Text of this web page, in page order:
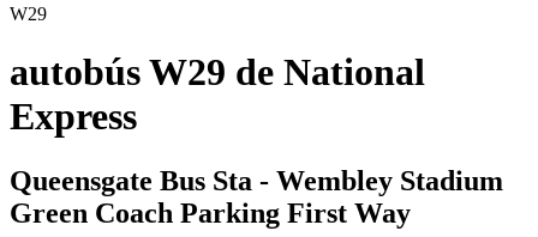
W29
autobús W29 de National
Express
Queensgate Bus Sta - Wembley Stadium
Green Coach Parking First Way